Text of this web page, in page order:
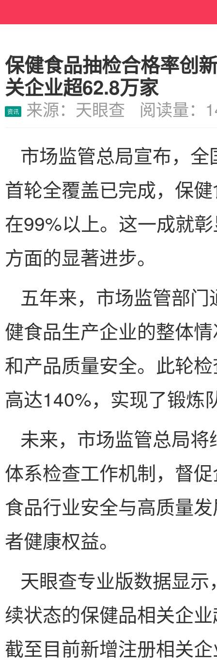
保健食品抽检合格率创
关企业超62.8万家
资讯 来源：天眼查 阅读量：
市场监管总局宣布，
首轮全覆盖已完成，保
在99%以上。这一成就
方面的显著进步。
五年来，市场监管部
健食品生产企业的整体
和产品质量安全。此轮
高达140%，实现了锻炼
未来，市场监管总局将
体系检查工作机制，督
食品行业安全与高质量
者健康权益。
天眼查专业版数据显
续状态的保健品相关企
截至目前新增注册相关